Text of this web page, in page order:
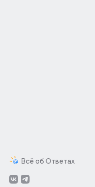
Всё об Ответах